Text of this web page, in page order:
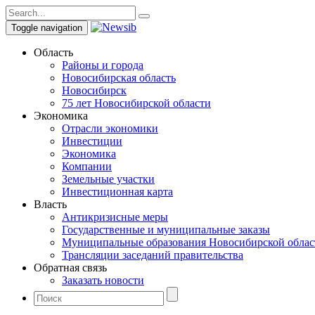
Toggle navigation
Область
Районы и города
Новосибирская область
Новосибирск
75 лет Новосибирской области
Экономика
Отрасли экономики
Инвестиции
Экономика
Компании
Земельные участки
Инвестиционная карта
Власть
Антикризисные меры
Государственные и муниципальные заказы
Муниципальные образования Новосибирской
Трансляции заседаний правительства
Обратная связь
Заказать новости